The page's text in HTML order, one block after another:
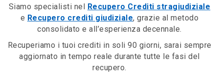
Siamo specialisti nel Recupero Crediti stragiudiziale
e Recupero crediti giudiziale, grazie al metodo
consolidato e all’esperienza decennale.
Recuperiamo i tuoi crediti in soli 90 giorni, sarai sempre
aggiornato in tempo reale durante tutte le fasi del
recupero.